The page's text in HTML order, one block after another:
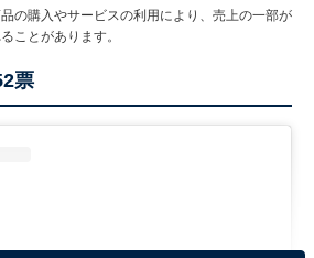
の購入やサービスの利用により、売上の一部が
ことがあります。
票